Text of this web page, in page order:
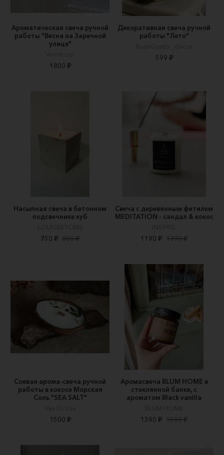
Ароматическая свеча ручной
работы "Весна на Заречной
улице"
Virent cor
1800 ₽
Декоративная свеча ручной
работы "Лето"
BuonGusto _decor
599 ₽
Насыпная свеча в бетонном
подсвечнике куб
LOUISBETONS
750 ₽ 800 ₽
Свеча с деревянным фитилем
MEDITATION - сандал & кокос
INSPIRE
1190 ₽ 1790 ₽
Соевая арома-свеча ручной
работы в кокосе Морская
Соль "SEA SALT"
Van Di Vou
1500 ₽
Аромасвеча BLUM HOME в
стеклянной банке, с
ароматом Black vanilla
BLUM HOME
1390 ₽ 1590 ₽